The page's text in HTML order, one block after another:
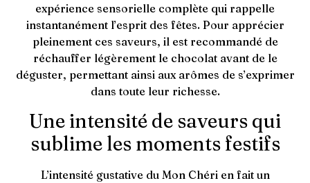
expérience sensorielle complète qui rappelle
instantanément l’esprit des fêtes. Pour apprécier
pleinement ces saveurs, il est recommandé de
réchauffer légèrement le chocolat avant de le
déguster, permettant ainsi aux arômes de s’exprimer
dans toute leur richesse.
Une intensité de saveurs qui
sublime les moments festifs
L’intensité gustative du Mon Chéri en fait un